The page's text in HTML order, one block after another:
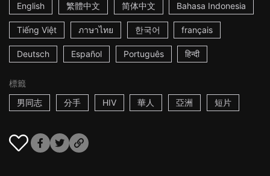
English
繁體中文 简体中文 Bahasa Indonesia
Tiếng Việt ภาษาไทย 한국어 français
Deutsch Español Português हिन्दी
標籤
男同志
分手 HIV 華人 亞洲 短片